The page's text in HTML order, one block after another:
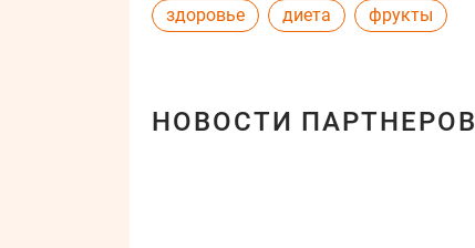
здоровье диета фрукты
НОВОСТИ ПАРТНЕРОВ